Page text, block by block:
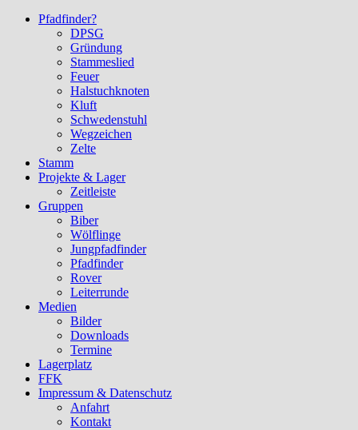
Pfadfinder?
DPSG
Gründung
Stammeslied
Feuer
Halstuchknoten
Kluft
Schwedenstuhl
Wegzeichen
Zelte
Stamm
Projekte & Lager
Zeitleiste
Gruppen
Biber
Wölflinge
Jungpfadfinder
Pfadfinder
Rover
Leiterrunde
Medien
Bilder
Downloads
Termine
Lagerplatz
FFK
Impressum & Datenschutz
Anfahrt
Kontakt